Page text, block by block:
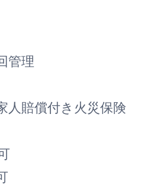
理
償付き火災保険